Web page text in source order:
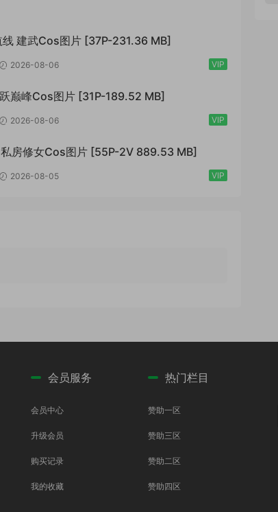
线 建武Cos图片 [37P-231.36 MB]
2026-08-06 VIP
巅峰Cos图片 [31P-189.52 MB]
2026-08-06 VIP
房修女Cos图片 [55P-2V 889.53 MB]
2026-08-05 VIP
会员服务
会员中心
升级会员
购买记录
我的收藏
热门栏目
赞助一区
赞助三区
赞助二区
赞助四区